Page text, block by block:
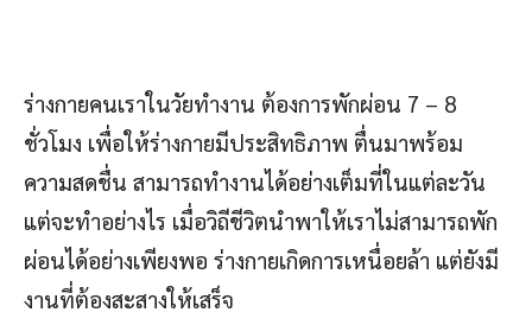
ร่างกายคนเราในวัยทำงาน ต้องการพักผ่อน 7 – 8
ชั่วโมง เพื่อให้ร่างกายมีประสิทธิภาพ ตื่นมาพร้อม
ความสดชื่น สามารถทำงานได้อย่างเต็มที่ในแต่ละวัน
แต่จะทำอย่างไร เมื่อวิถีชีวิตนำพาให้เราไม่สามารถพัก
ผ่อนได้อย่างเพียงพอ ร่างกายเกิดการเหนื่อยล้า แต่ยังมี
งานที่ต้องสะสางให้เสร็จ